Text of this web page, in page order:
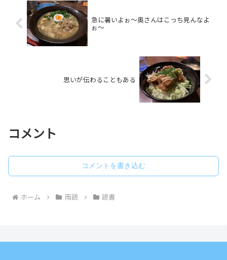
急に暑いよぉ～奥さんはこっち見んなよ
ぉ～
思いが伝わることもある
コメント
コメントを書き込む
ホーム 雨読 読書